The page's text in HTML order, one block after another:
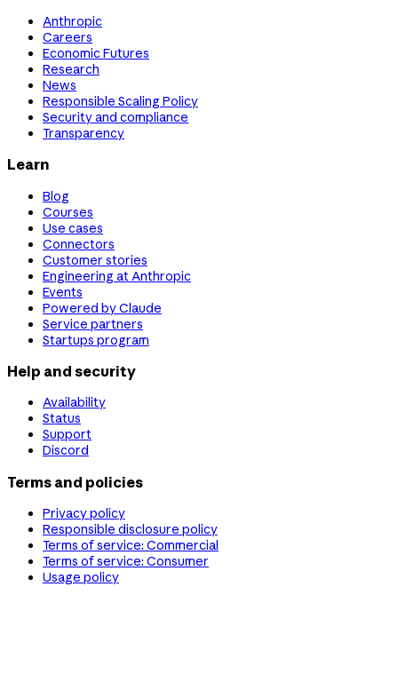
Anthropic
Careers
Economic Futures
Research
News
Responsible Scaling Policy
Security and compliance
Transparency
Learn
Blog
Courses
Use cases
Connectors
Customer stories
Engineering at Anthropic
Events
Powered by Claude
Service partners
Startups program
Help and security
Availability
Status
Support
Discord
Terms and policies
Privacy policy
Responsible disclosure policy
Terms of service: Commercial
Terms of service: Consumer
Usage policy